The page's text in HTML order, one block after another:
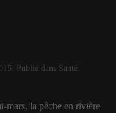
. Publié dans Santé.
mars, la pêche en rivière